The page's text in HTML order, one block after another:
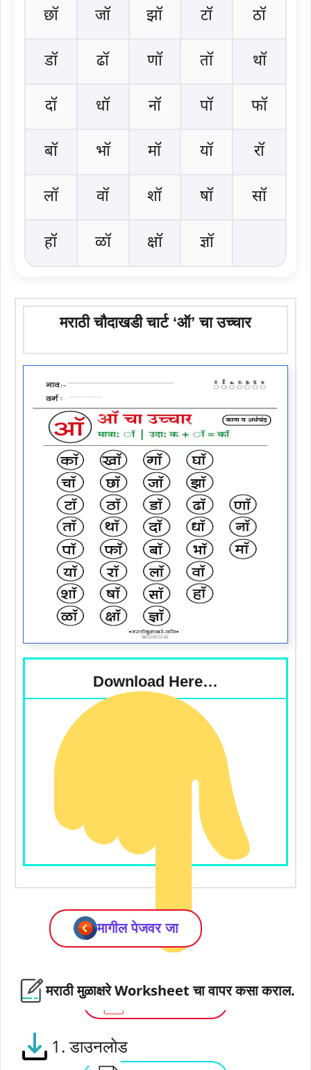
छॉ जॉ झॉ टॉ ठॉ
डॉ ढॉ णॉ तॉ थॉ
दॉ धॉ नॉ पॉ फॉ
बॉ भॉ मॉ यॉ रॉ
लॉ वॉ शॉ षॉ सॉ
हॉ ळॉ क्षॉ ज्ञॉ
मराठी चौदाखडी चार्ट ‘ऑ’ चा उच्चार
Download Here…
मागील पेजवर जा
मराठी मुळाक्षरे Worksheet चा वापर कसा कराल.
1. डाउनलोड